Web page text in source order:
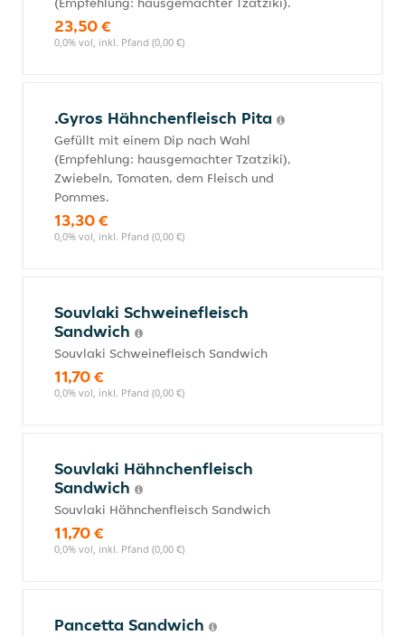
23,50 €
0,0% vol, inkl. Pfand (0,00 €)
.Gyros Hähnchenfleisch Pita
Gefüllt mit einem Dip nach Wahl
(Empfehlung: hausgemachter Tzatziki),
Zwiebeln, Tomaten, dem Fleisch und
Pommes.
13,30 €
0,0% vol, inkl. Pfand (0,00 €)
Souvlaki Schweinefleisch
Sandwich
Souvlaki Schweinefleisch Sandwich
11,70 €
0,0% vol, inkl. Pfand (0,00 €)
Souvlaki Hähnchenfleisch
Sandwich
Souvlaki Hähnchenfleisch Sandwich
11,70 €
0,0% vol, inkl. Pfand (0,00 €)
Pancetta Sandwich